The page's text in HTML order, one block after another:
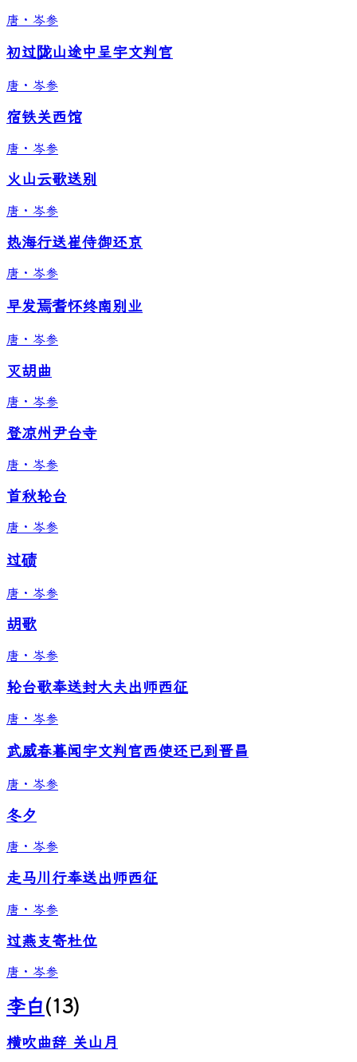
唐 · 岑参
初过陇山途中呈宇文判官
唐 · 岑参
宿铁关西馆
唐 · 岑参
火山云歌送别
唐 · 岑参
热海行送崔侍御还京
唐 · 岑参
早发焉耆怀终南别业
唐 · 岑参
灭胡曲
唐 · 岑参
登凉州尹台寺
唐 · 岑参
首秋轮台
唐 · 岑参
过碛
唐 · 岑参
胡歌
唐 · 岑参
轮台歌奉送封大夫出师西征
唐 · 岑参
武威春暮闻宇文判官西使还已到晋昌
唐 · 岑参
冬夕
唐 · 岑参
走马川行奉送出师西征
唐 · 岑参
过燕支寄杜位
唐 · 岑参
李白(13)
横吹曲辞 关山月